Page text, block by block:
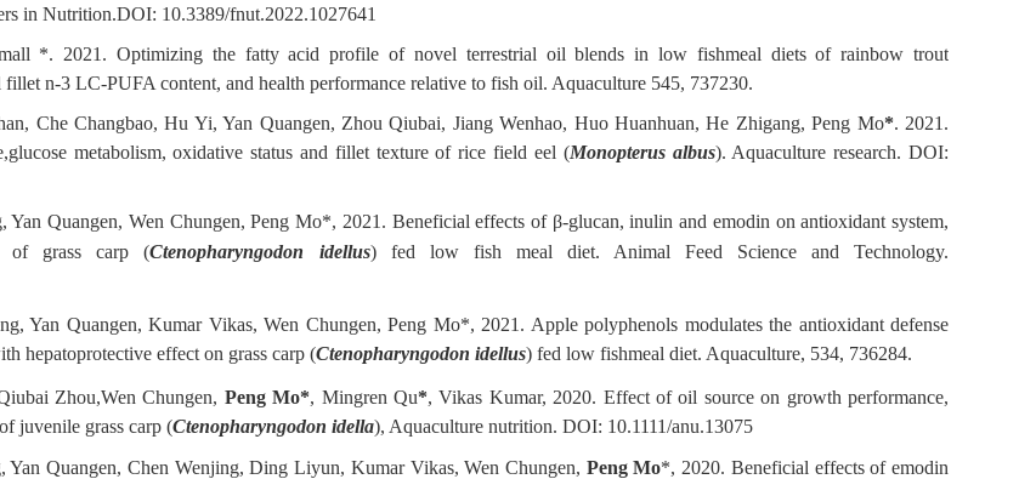
in Nutrition.DOI: 10.3389/fnut.2022.1027641
*. 2021. Optimizing the fatty acid profile of novel terrestrial oil blends in low fishmeal diets of rainbow trout
n-3 LC-PUFA content, and health performance relative to fish oil. Aquaculture 545, 737230.
Che Changbao, Hu Yi, Yan Quangen, Zhou Qiubai, Jiang Wenhao, Huo Huanhuan, He Zhigang, Peng Mo*. 2021.
metabolism, oxidative status and fillet texture of rice field eel (Monopterus albus). Aquaculture research. DOI:
Quangen, Wen Chungen, Peng Mo*, 2021. Beneficial effects of β-glucan, inulin and emodin on antioxidant system,
of grass carp (Ctenopharyngodon idellus) fed low fish meal diet. Animal Feed Science and Technology.
Yan Quangen, Kumar Vikas, Wen Chungen, Peng Mo*, 2021. Apple polyphenols modulates the antioxidant defense
hepatoprotective effect on grass carp (Ctenopharyngodon idellus) fed low fishmeal diet. Aquaculture, 534, 736284.
Zhou,Wen Chungen, Peng Mo*, Mingren Qu*, Vikas Kumar, 2020. Effect of oil source on growth performance,
juvenile grass carp (Ctenopharyngodon idella), Aquaculture nutrition. DOI: 10.1111/anu.13075
Quangen, Chen Wenjing, Ding Liyun, Kumar Vikas, Wen Chungen, Peng Mo*, 2020. Beneficial effects of emodin